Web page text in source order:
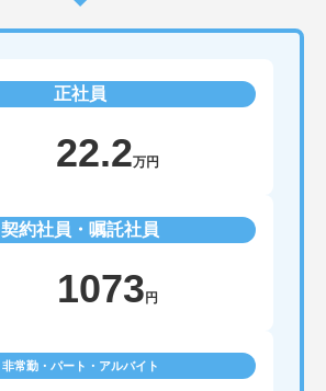
正社員
22.2万円
契約社員・嘱託社員
1073 円
非常勤・パート・アルバイト